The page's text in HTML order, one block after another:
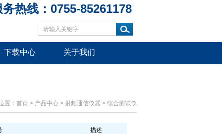
务热线：0755-85261178
下载中心 关于我们
置： 首页 > 产品中心 > 射频通信仪器 > 综合测试仪
描述